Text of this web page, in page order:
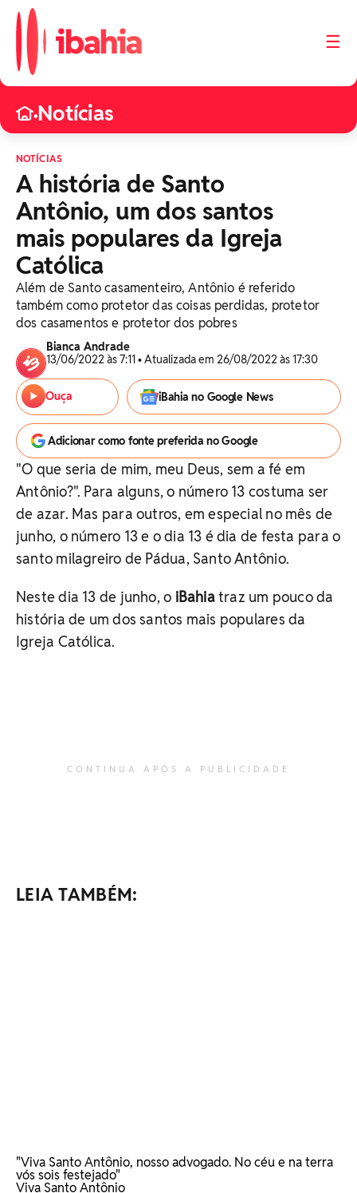
☰
•Notícias
NOTÍCIAS
A história de Santo
Antônio, um dos santos
mais populares da Igreja
Católica
Além de Santo casamenteiro, Antônio é referido
também como protetor das coisas perdidas, protetor
dos casamentos e protetor dos pobres
Bianca Andrade
13/06/2022 às 7:11 • Atualizada em 26/08/2022 às 17:30
Ouça iBahia no Google News
Adicionar como fonte preferida no Google
"O que seria de mim, meu Deus, sem a fé em
Antônio?". Para alguns, o número 13 costuma ser
de azar. Mas para outros, em especial no mês de
junho, o número 13 e o dia 13 é dia de festa para o
santo milagreiro de Pádua, Santo Antônio.
Neste dia 13 de junho, o iBahiatraz um pouco da
história de um dos santos mais populares da
Igreja Católica.
CONTINUA APÓS A PUBLICIDADE
LEIA TAMBÉM:
"Viva Santo Antônio, nosso advogado. No céu e na terra
vós sois festejado"
Viva Santo Antônio